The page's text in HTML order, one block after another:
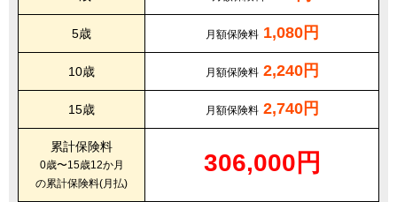
5歳 月額保険料 1,080円
10歳 月額保険料 2,240円
15歳 月額保険料 2,740円
累計保険料
0歳〜15歳12か月
の累計保険料(月払)
306,000円